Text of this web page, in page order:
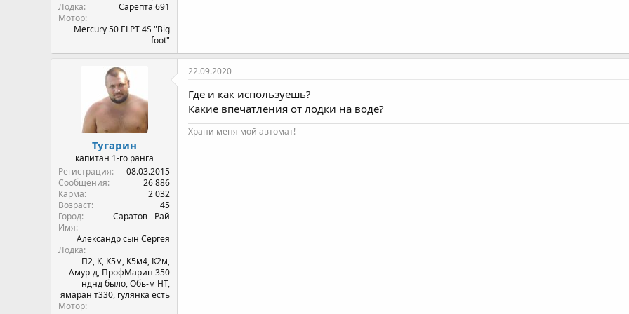
Лодка
Сарепта 691
Мотор
Mercury 50 ELPT 4S "Big
foot"
Тугарин
капитан 1-го ранга
Регистрация
08.03.2015
Сообщения
26 886
Карма
2 032
Возраст
45
Город
Саратов - Рай
Имя
Александр сын Сергея
Лодка
П2, К, К5м, К5м4, К2м,
Амур-д, ПрофМарин 350
нднд было, Обь-м НТ,
ямаран т330, гулянка есть
Мотор
22.09.2020
Где и как используешь?
Какие впечатления от лодки на воде?
Храни меня мой автомат!